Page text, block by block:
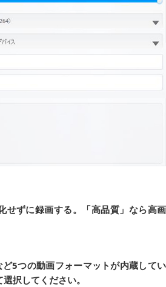
せずに録画する。「高品質」なら高画
5つの動画フォーマットが内蔵してい
択してください。